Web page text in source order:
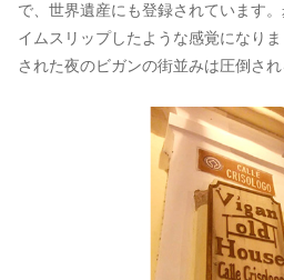
で、世界遺産にも登録されています
イムスリップしたような感覚になり
された夜のビガンの街並みは圧倒さ